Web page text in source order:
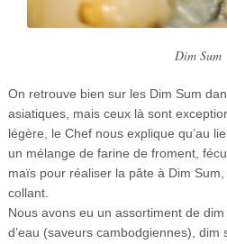
Dim Sum
On retrouve bien sur les Dim Sum
asiatiques, mais ceux là sont
légère, le Chef nous explique qu’au
un mélange de farine de froment,
maïs pour réaliser la pâte à Dim
collant.
Nous avons eu un assortiment de
d’eau (saveurs cambodgiennes), dim